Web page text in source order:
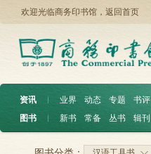
欢迎光临商务印书馆， 返回首页
资讯 ︱ 业界 动态 专题
书评
图书
︱ 新书 常备 丛书 辑刊